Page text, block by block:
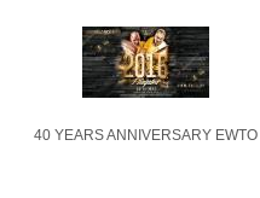
40 YEARS ANNIVERSARY EWTO